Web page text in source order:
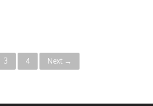
3 4 Next →